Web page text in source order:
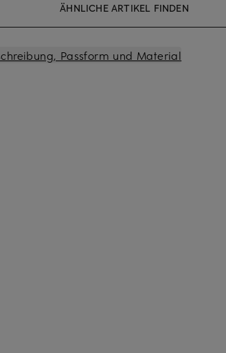
ÄHNLICHE ARTIKEL FINDEN
Passform und Material